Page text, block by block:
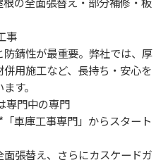
事
錆性が最重要。弊社では、厚
用施工など、長持ち・安心を
す。
専門中の専門
車庫工事専門」からスタート
張替え、さらにカスケードガ